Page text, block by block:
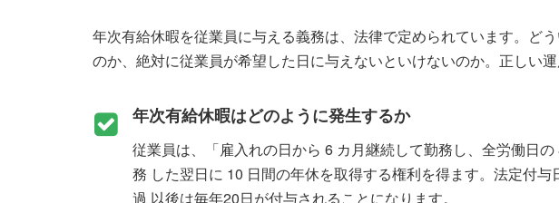
年次有給休暇を従業員に与える義務は、法律で定められています。ど
のか、絶対に従業員が希望した日に与えないといけないのか。正しい
年次有給休暇はどのように発生するか
従業員は、「雇入れの日から 6 カ月継続して勤務し、全労働日
務 した翌日に 10 日間の年休を取得する権利を得ます。法定付
過 以後は毎年20日が付与されることになります。